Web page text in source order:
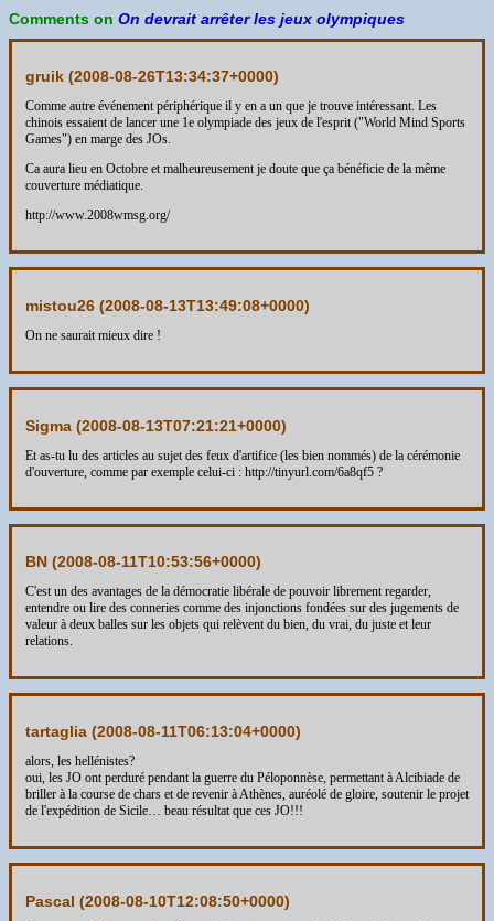
Comments on On devrait arrêter les jeux olympiques
gruik (2008-08-26T13:34:37+0000)
Comme autre événement périphérique il y en a un que je trouve intéressant. Les
chinois essaient de lancer une 1e olympiade des jeux de l'esprit ("World Mind Sports
Games") en marge des JOs.
Ca aura lieu en Octobre et malheureusement je doute que ça bénéficie de la même
couverture médiatique.
http://www.2008wmsg.org/
mistou26 (2008-08-13T13:49:08+0000)
On ne saurait mieux dire !
Sigma (2008-08-13T07:21:21+0000)
Et as-tu lu des articles au sujet des feux d'artifice (les bien nommés) de la cérémonie
d'ouverture, comme par exemple celui-ci : http://tinyurl.com/6a8qf5 ?
BN (2008-08-11T10:53:56+0000)
C'est un des avantages de la démocratie libérale de pouvoir librement regarder,
entendre ou lire des conneries comme des injonctions fondées sur des jugements de
valeur à deux balles sur les objets qui relèvent du bien, du vrai, du juste et leur
relations.
tartaglia (2008-08-11T06:13:04+0000)
alors, les hellénistes?
oui, les JO ont perduré pendant la guerre du Péloponnèse, permettant à Alcibiade de
briller à la course de chars et de revenir à Athènes, auréolé de gloire, soutenir le projet
de l'expédition de Sicile… beau résultat que ces JO!!!
Pascal (2008-08-10T12:08:50+0000)